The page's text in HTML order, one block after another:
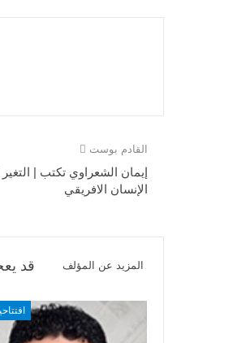
القادم بوست
إيمان الشعراوي تكتب |
الإنسان الافريقي
قد المزيد عن المؤلف